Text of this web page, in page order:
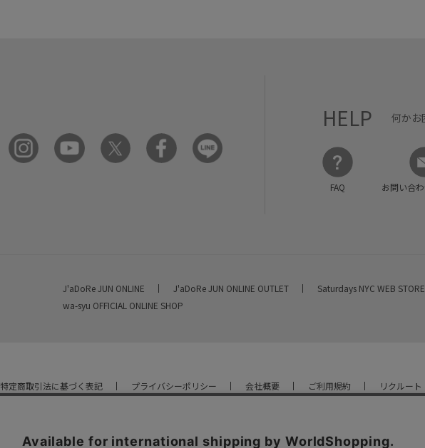
HELP 何かお
FAQ お問い合
J'aDoRe JUN ONLINE J'aDoRe JUN ONLINE OUTLET Saturdays NYC WEB STORE
wa-syu OFFICIAL ONLINE SHOP
特定商取引法に基づく表記 プライバシーポリシー 会社概要 ご利用規約 リクルート